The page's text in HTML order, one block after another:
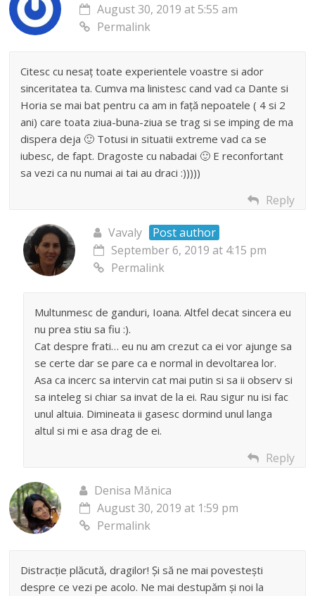
August 30, 2019 at 5:55 am
Permalink
Citesc cu nesaț toate experientele voastre si ador
sinceritatea ta. Cumva ma linistesc cand vad ca Dante si
Horia se mai bat pentru ca am in față nepoatele ( 4 si 2
ani) care toata ziua-buna-ziua se trag si se imping de ma
dispera deja 🙂 Totusi in situatii extreme vad ca se
iubesc, de fapt. Dragoste cu nabadai 🙂 E reconfortant
sa vezi ca nu numai ai tai au draci :)))))
Reply
Vavaly
Post author
September 6, 2019 at 4:15 pm
Permalink
Multunmesc de ganduri, Ioana. Altfel decat sincera eu
nu prea stiu sa fiu :).
Cat despre frati… eu nu am crezut ca ei vor ajunge sa
se certe dar se pare ca e normal in devoltarea lor.
Asa ca incerc sa intervin cat mai putin si sa ii observ si
sa inteleg si chiar sa invat de la ei. Rau sigur nu isi fac
unul altuia. Dimineata ii gasesc dormind unul langa
altul si mi e asa drag de ei.
Reply
Denisa Mănica
August 30, 2019 at 1:59 pm
Permalink
Distracție plăcută, dragilor! Și să ne mai povestești
despre ce vezi pe acolo. Ne mai destupăm și noi la